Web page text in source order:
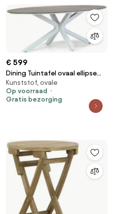
€ 599
Dining Tuintafel ovaal ellipse
220 x 115 cm Grijs Panama
Kunststof, ovale
Op voorraad
Gratis bezorging